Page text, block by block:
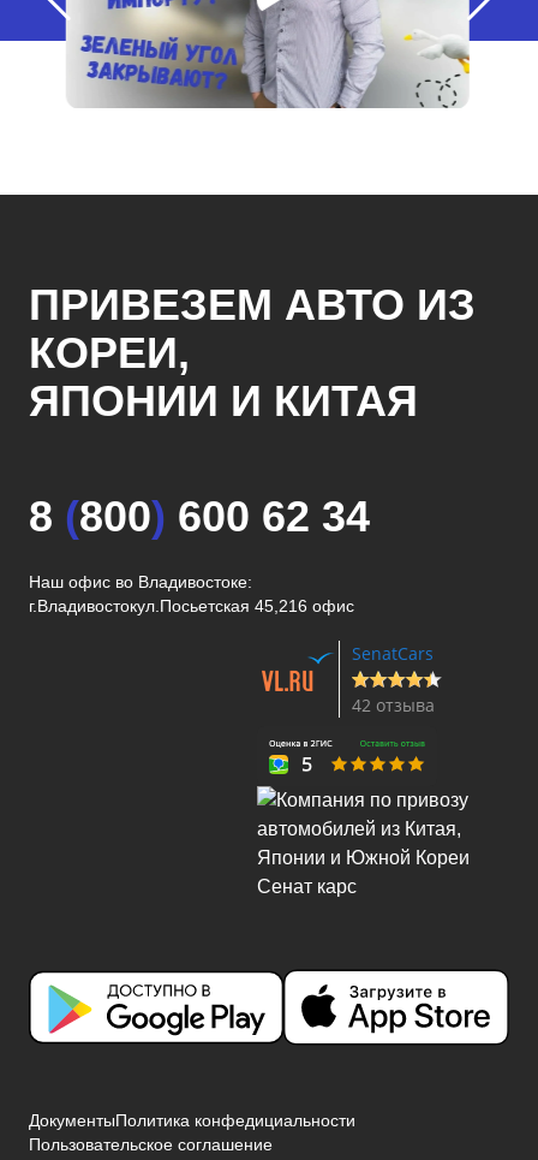
ПРИВЕЗЕМ АВТО ИЗ
КОРЕИ,
ЯПОНИИ И КИТАЯ
8 (800) 600 62 34
Наш офис во Владивостоке:
г.Владивостокул.Посьетская 45,216 офис
SenatCars
42 отзыва
ДокументыПолитика конфедициальности
Пользовательское соглашение